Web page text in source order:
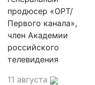
продюсер «ОРТ/
Первого канала»,
член Академии
российского
телевидения
11 августа